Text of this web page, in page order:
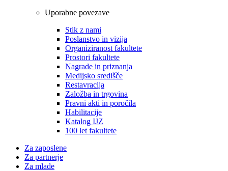
Uporabne povezave
Stik z nami
Poslanstvo in vizija
Organiziranost fakultete
Prostori fakultete
Nagrade in priznanja
Medijsko središče
Restavracija
Založba in trgovina
Pravni akti in poročila
Habilitacije
Katalog IJZ
100 let fakultete
Za zaposlene
Za partnerje
Za mlade